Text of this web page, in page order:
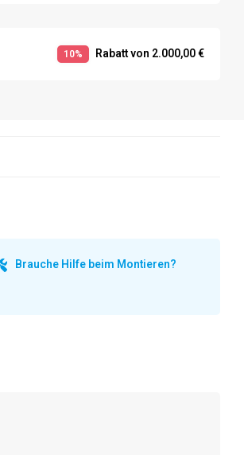
10% Rabatt von 2.000,00 €
Brauche Hilfe beim Montieren?